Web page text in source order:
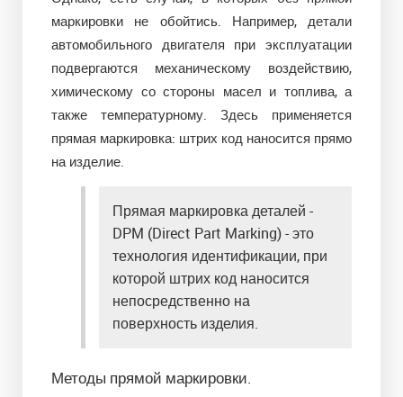
маркировки не обойтись. Например, детали
автомобильного двигателя при эксплуатации
подвергаются механическому воздействию,
химическому со стороны масел и топлива, а
также температурному. Здесь применяется
прямая маркировка: штрих код наносится прямо
на изделие.
Прямая маркировка деталей -
DPM (Direct Part Marking) - это
технология идентификации, при
которой штрих код наносится
непосредственно на
поверхность изделия.
Методы прямой маркировки.